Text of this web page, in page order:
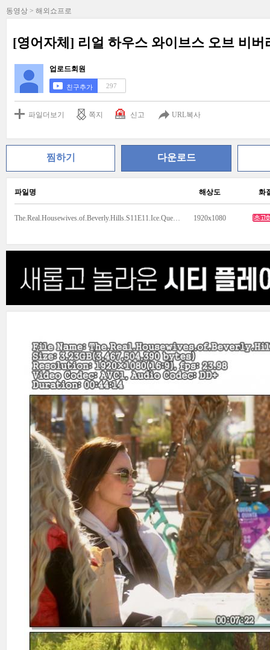
동영상 > 해외쇼프로
[영어자체] 리얼 하우스 와이브스 오브 비버
업로드회원
친구추가 297
파일더보기 쪽지 신고 URL복사
찜하기 다운로드
파일명 해상도 화
The.Real.Housewives.of.Beverly.Hills.S11E11.Ice.Queen.of.the.Desert.1080p.AMZN.WEB-DL.DDP5.1.H.264-NTb.mkv 1920x1080